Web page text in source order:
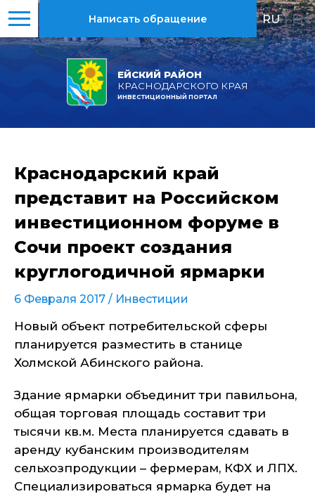
ЕЙСКИЙ РАЙОН
КРАСНОДАРСКОГО КРАЯ
ИНВЕСТИЦИОННЫЙ ПОРТАЛ
Написать обращение RU | EN
Краснодарский край
представит на Российском
инвестиционном форуме в
Сочи проект создания
круглогодичной ярмарки
6 Февраля 2017 / Инвестиции
Новый объект потребительской сферы
планируется разместить в станице
Холмской Абинского района.
Здание ярмарки объединит три павильона,
общая торговая площадь составит три
тысячи кв.м. Места планируется сдавать в
аренду кубанским производителям
сельхозпродукции – фермерам, КФХ и ЛПХ.
Специализироваться ярмарка будет на